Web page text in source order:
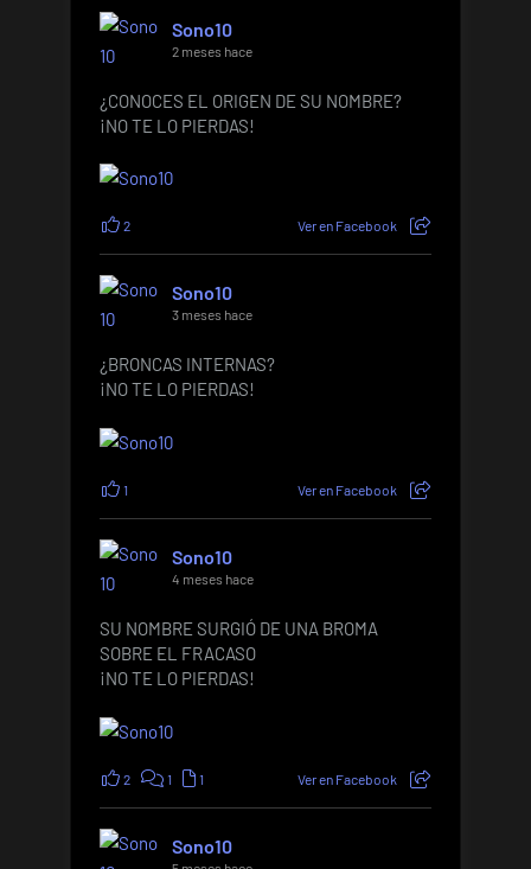
Sono10
2 meses hace
¿CONOCES EL ORIGEN DE SU NOMBRE?
¡NO TE LO PIERDAS!
2 Ver en Facebook
Sono10
3 meses hace
¿BRONCAS INTERNAS?
¡NO TE LO PIERDAS!
1 Ver en Facebook
Sono10
4 meses hace
SU NOMBRE SURGIÓ DE UNA BROMA
SOBRE EL FRACASO
¡NO TE LO PIERDAS!
2 1 1 Ver en Facebook
Sono10